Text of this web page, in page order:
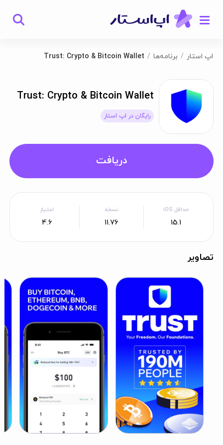
اپ استار برنامه‌ها Trust: Crypto & Bitcoin Wallet
Trust: Crypto & Bitcoin Wallet
رایگان در اپ استار
دریافت
حداقل iOS
15.1
نسخه
11.76
امتیاز
4.6
تصاویر